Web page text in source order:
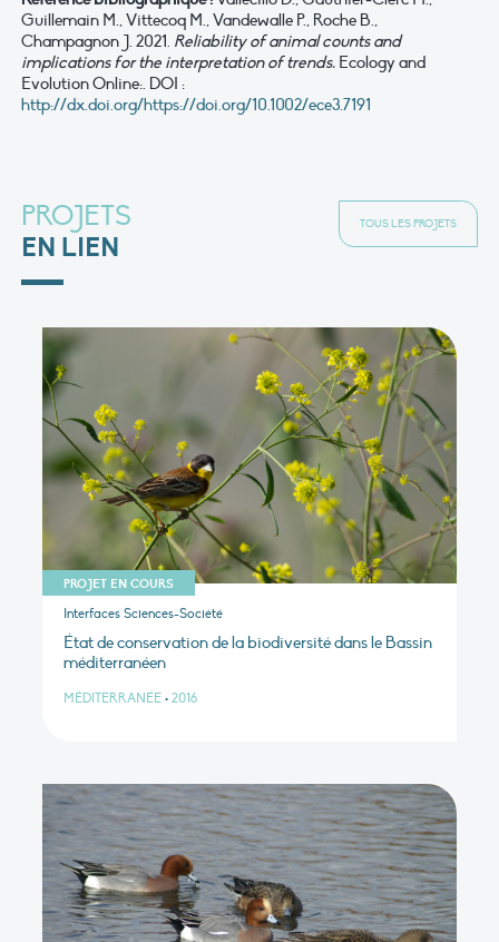
Guillemain M., Vittecoq M., Vandewalle P., Roche B.,
Champagnon J. 2021. Reliability of animal counts and
implications for the interpretation of trends. Ecology and
Evolution Online:. DOI :
http://dx.doi.org/https://doi.org/10.1002/ece3.7191
PROJETS
EN LIEN
TOUS LES PROJETS
PROJET EN COURS
Interfaces Sciences-Société
État de conservation de la biodiversité dans le Bassin
méditerranéen
MÉDITERRANÉE • 2016